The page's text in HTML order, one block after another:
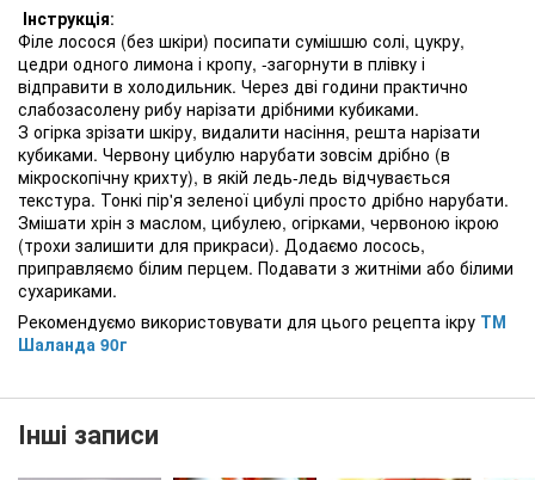
Інструкція:
Філе лосося (без шкіри) посипати сумішшю солі, цукру,
цедри одного лимона і кропу, -загорнути в плівку і
відправити в холодильник. Через дві години практично
слабозасолену рибу нарізати дрібними кубиками.
З огірка зрізати шкіру, видалити насіння, решта нарізати
кубиками. Червону цибулю нарубати зовсім дрібно (в
мікроскопічну крихту), в якій ледь-ледь відчувається
текстура. Тонкі пір'я зеленої цибулі просто дрібно нарубати.
Змішати хрін з маслом, цибулею, огірками, червоною ікрою
(трохи залишити для прикраси). Додаємо лосось,
приправляємо білим перцем. Подавати з житніми або білими
сухариками.
Рекомендуємо використовувати для цього рецепта ікру ТМ
Шаланда 90г
Інші записи